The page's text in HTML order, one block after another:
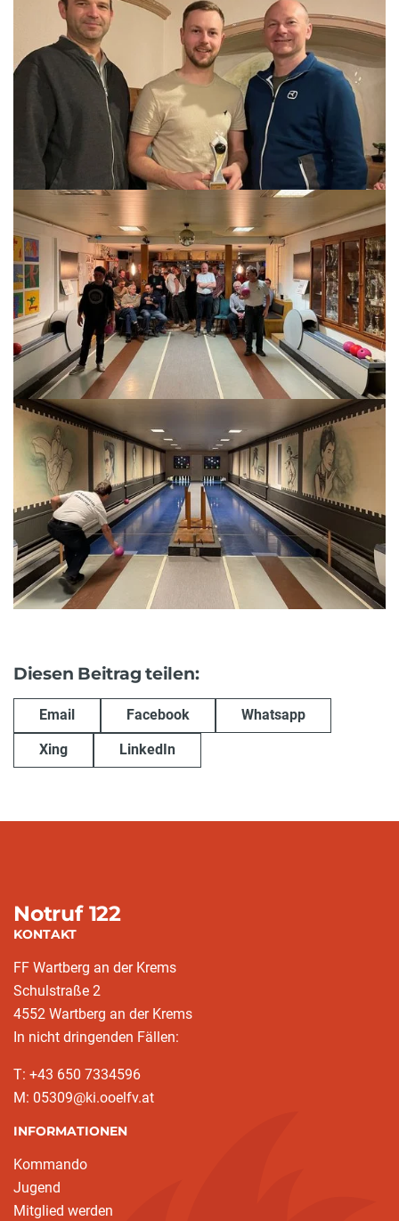
Diesen Beitrag teilen:
Email Facebook Whatsapp
Xing LinkedIn
Notruf 122
KONTAKT
FF Wartberg an der Krems
Schulstraße 2
4552 Wartberg an der Krems
In nicht dringenden Fällen:
T: +43 650 7334596
M: 05309@ki.ooelfv.at
INFORMATIONEN
Kommando
Jugend
Mitglied werden